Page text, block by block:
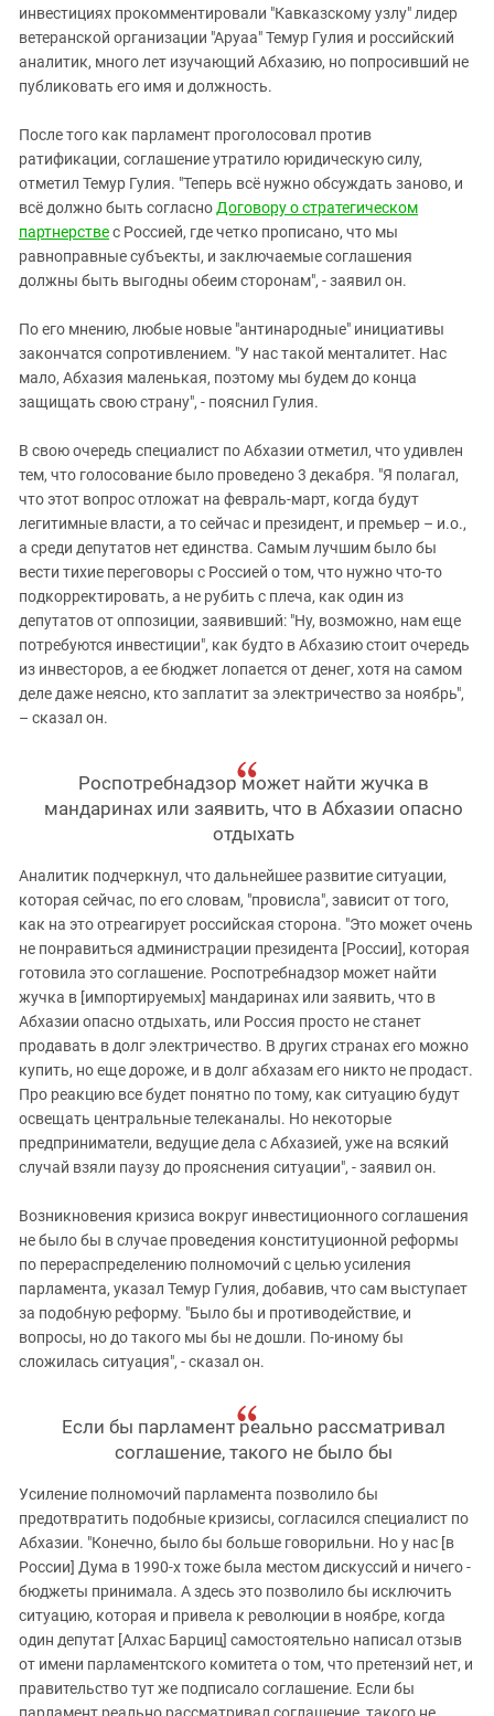
инвестициях прокомментировали "Кавказскому узлу" лидер
ветеранской организации "Аруаа" Темур Гулия и российский
аналитик, много лет изучающий Абхазию, но попросивший не
публиковать его имя и должность.
После того как парламент проголосовал против
ратификации, соглашение утратило юридическую силу,
отметил Темур Гулия. "Теперь всё нужно обсуждать заново, и
всё должно быть согласноДоговору о стратегическом
партнерствес Россией, где четко прописано, что мы
равноправные субъекты, и заключаемые соглашения
должны быть выгодны обеим сторонам", - заявил он.
По его мнению, любые новые "антинародные" инициативы
закончатся сопротивлением. "У нас такой менталитет. Нас
мало, Абхазия маленькая, поэтому мы будем до конца
защищать свою страну", - пояснил Гулия.
В свою очередь специалист по Абхазии отметил, что удивлен
тем, что голосование было проведено 3 декабря. "Я полагал,
что этот вопрос отложат на февраль-март, когда будут
легитимные власти, а то сейчас и президент, и премьер – и.о.,
а среди депутатов нет единства. Самым лучшим было бы
вести тихие переговоры с Россией о том, что нужно что-то
подкорректировать, а не рубить с плеча, как один из
депутатов от оппозиции, заявивший: "Ну, возможно, нам еще
потребуются инвестиции", как будто в Абхазию стоит очередь
из инвесторов, а ее бюджет лопается от денег, хотя на самом
деле даже неясно, кто заплатит за электричество за ноябрь",
– сказал он.
Роспотребнадзор может найти жучка в
мандаринах или заявить, что в Абхазии опасно
отдыхать
Аналитик подчеркнул, что дальнейшее развитие ситуации,
которая сейчас, по его словам, "провисла", зависит от того,
как на это отреагирует российская сторона. "Это может очень
не понравиться администрации президента [России], которая
готовила это соглашение. Роспотребнадзор может найти
жучка в [импортируемых] мандаринах или заявить, что в
Абхазии опасно отдыхать, или Россия просто не станет
продавать в долг электричество. В других странах его можно
купить, но еще дороже, и в долг абхазам его никто не продаст.
Про реакцию все будет понятно по тому, как ситуацию будут
освещать центральные телеканалы. Но некоторые
предприниматели, ведущие дела с Абхазией, уже на всякий
случай взяли паузу до прояснения ситуации", - заявил он.
Возникновения кризиса вокруг инвестиционного соглашения
не было бы в случае проведения конституционной реформы
по перераспределению полномочий с целью усиления
парламента, указал Темур Гулия, добавив, что сам выступает
за подобную реформу. "Было бы и противодействие, и
вопросы, но до такого мы бы не дошли. По-иному бы
сложилась ситуация", - сказал он.
Если бы парламент реально рассматривал
соглашение, такого не было бы
Усиление полномочий парламента позволило бы
предотвратить подобные кризисы, согласился специалист по
Абхазии. "Конечно, было бы больше говорильни. Но у нас [в
России] Дума в 1990-х тоже была местом дискуссий и ничего -
бюджеты принимала. А здесь это позволило бы исключить
ситуацию, которая и привела к революции в ноябре, когда
один депутат [Алхас Барциц] самостоятельно написал отзыв
от имени парламентского комитета о том, что претензий нет, и
правительство тут же подписало соглашение. Если бы